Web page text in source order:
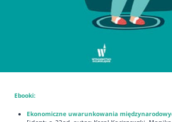
Ebooki:
Ekonomiczne uwarunkowania